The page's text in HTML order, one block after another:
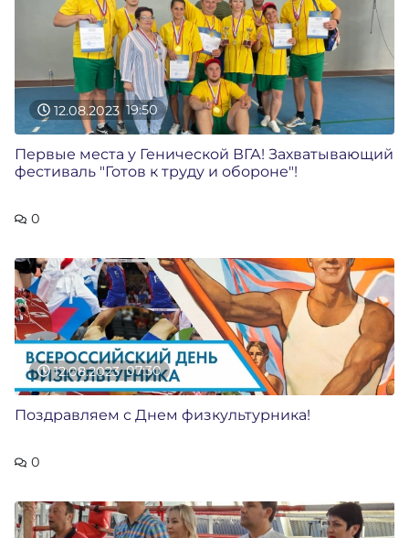
12.08.2023 19:50
Первые места у Генической ВГА! Захватывающий
фестиваль "Готов к труду и обороне"!
0
12.08.2023 07:30
Поздравляем с Днем физкультурника!
0